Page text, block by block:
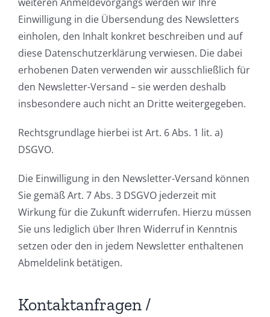
Einwilligung in die Übersendung des Newsletters
einholen, den Inhalt konkret beschreiben und auf
diese Datenschutzerklärung verwiesen. Die dabei
erhobenen Daten verwenden wir ausschließlich für
den Newsletter-Versand – sie werden deshalb
insbesondere auch nicht an Dritte weitergegeben.
Rechtsgrundlage hierbei ist Art. 6 Abs. 1 lit. a)
DSGVO.
Die Einwilligung in den Newsletter-Versand können
Sie gemäß Art. 7 Abs. 3 DSGVO jederzeit mit
Wirkung für die Zukunft widerrufen. Hierzu müssen
Sie uns lediglich über Ihren Widerruf in Kenntnis
setzen oder den in jedem Newsletter enthaltenen
Abmeldelink betätigen.
Kontaktanfragen /